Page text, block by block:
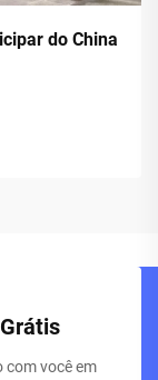
do China
você em